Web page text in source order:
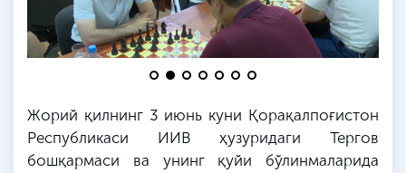
Жорий қилнинг 3 июнь куни Қорақалпоғистон
Республикаси ИИВ ҳузуридаги Тергов
бошқармаси ва унинг қуйи бўлинмаларида